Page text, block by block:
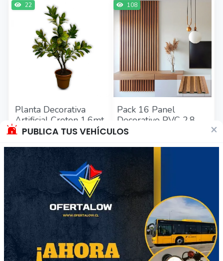
PUBLICA TUS VEHÍCULOS ×
22
Planta Decorativa
Artificial Croton 1.6mt
$87.990
Región Metropolitana
Producto Nuevo
108
Pack 16 Panel
Decorativo PVC 2.8mt
CARAMELO
$199.990
Región Metropolitana
26 201